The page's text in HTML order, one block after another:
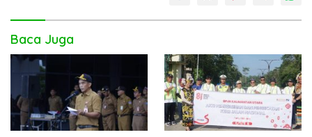
Baca Juga